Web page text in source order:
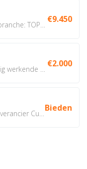
€9.450
€2.000
Bieden